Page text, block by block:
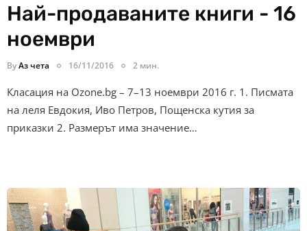
Най-продаваните книги - 16
ноември
ByАз чета 16/11/2016 2 мин.
Класация на Ozone.bg – 7–13 ноември 2016 г. 1. Писмата
на леля Евдокия, Иво Петров, Пощенска кутия за
приказки 2. Размерът има значение…